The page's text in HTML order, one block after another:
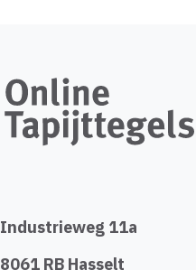
Industrieweg 11a
8061 RB Hasselt